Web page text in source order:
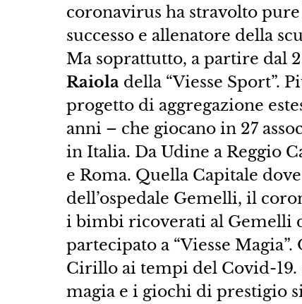
coronavirus ha stravolto
successo e allenatore della
Ma soprattutto, a partire dal
Raioladella “Viesse Sport”.
progetto di aggregazione
anni – che giocano in 27
in Italia. Da Udine a Reggio
e Roma. Quella Capitale
dell’ospedale Gemelli, il
i bimbi ricoverati al Gemelli
partecipato a “Viesse
Cirillo ai tempi del Covid-19.
magia e i giochi di prestigio